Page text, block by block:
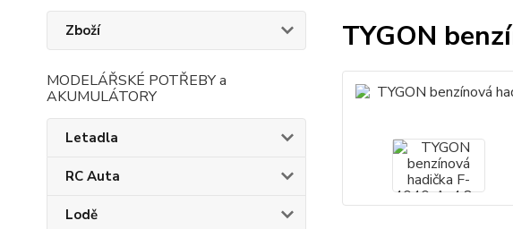
Zboží
MODELÁŘSKÉ POTŘEBY a
AKUMULÁTORY
Letadla
RC Auta
Lodě
TYGON